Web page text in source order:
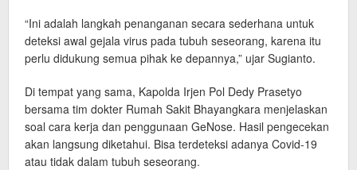
“Ini adalah langkah penanganan secara sederhana untuk
deteksi awal gejala virus pada tubuh seseorang, karena itu
perlu didukung semua pihak ke depannya,” ujar Sugianto.
Di tempat yang sama, Kapolda Irjen Pol Dedy Prasetyo
bersama tim dokter Rumah Sakit Bhayangkara menjelaskan
soal cara kerja dan penggunaan GeNose. Hasil pengecekan
akan langsung diketahui. Bisa terdeteksi adanya Covid-19
atau tidak dalam tubuh seseorang.